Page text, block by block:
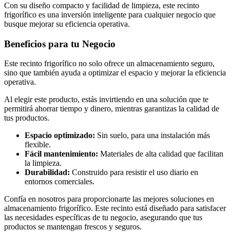
Con su diseño compacto y facilidad de limpieza, este recinto
frigorífico es una inversión inteligente para cualquier negocio que
busque mejorar su eficiencia operativa.
Beneficios para tu Negocio
Este recinto frigorífico no solo ofrece un almacenamiento seguro,
sino que también ayuda a optimizar el espacio y mejorar la eficiencia
operativa.
Al elegir este producto, estás invirtiendo en una solución que te
permitirá ahorrar tiempo y dinero, mientras garantizas la calidad de
tus productos.
Espacio optimizado: Sin suelo, para una instalación más
flexible.
Fácil mantenimiento: Materiales de alta calidad que facilitan
la limpieza.
Durabilidad: Construido para resistir el uso diario en
entornos comerciales.
Confía en nosotros para proporcionarte las mejores soluciones en
almacenamiento frigorífico. Este recinto está diseñado para satisfacer
las necesidades específicas de tu negocio, asegurando que tus
productos se mantengan frescos y seguros.